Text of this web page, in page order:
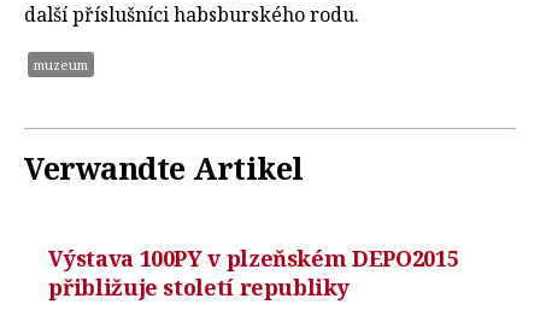
další příslušníci habsburského rodu.
muzeum
Verwandte Artikel
Výstava 100PY v plzeňském DEPO2015
přibližuje století republiky